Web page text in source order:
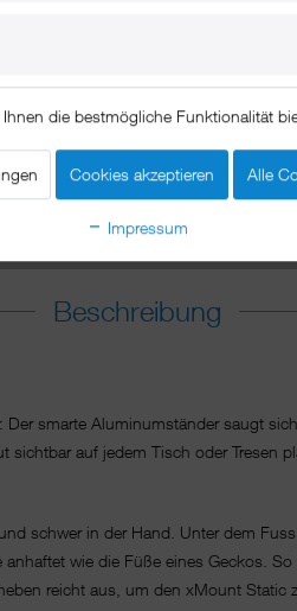
Beschreibung
smarte Aluminumständer saugt
auf jedem Tisch oder Tresen
schwer in der Hand. Unter dem
wie die Füße eines Geckos.
reicht aus, um den xMount Static
die bestmögliche Funktionalität
Cookies akzeptieren Alle
Impressum